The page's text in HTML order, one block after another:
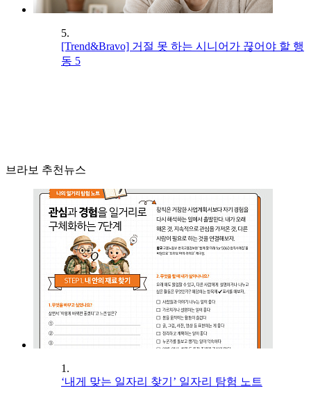
5.
[Trend&Bravo] 거절 못 하는 시니어가 끊어야 할 행
동 5
브라보 추천뉴스
1.
‘내게 맞는 일자리 찾기’ 일자리 탐험 노트